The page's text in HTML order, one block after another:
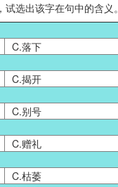
选出该字在句中的含义。
C.落下
C.揭开
C.别号
C.赠礼
C.枯萎